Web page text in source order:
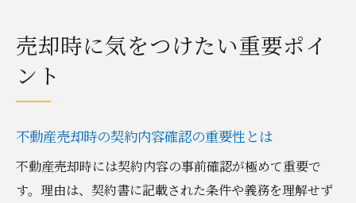
売却時に気をつけたい重要ポイ
ント
不動産売却時の契約内容確認の重要性とは
不動産売却時には契約内容の事前確認が極めて重要で
す。理由は、契約書に記載された条件や義務を理解せず